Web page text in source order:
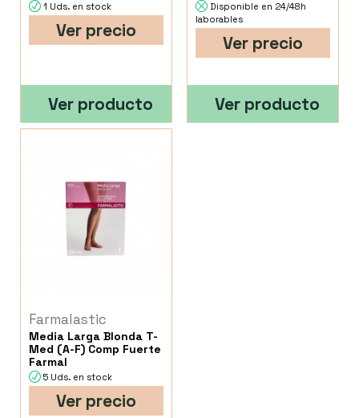
1 Uds. en stock
Ver precio
Ver producto
Disponible en 24/48h
laborables
Ver precio
Ver producto
Farmalastic
Media Larga Blonda T-
Med (A-F) Comp Fuerte
Farmal
5 Uds. en stock
Ver precio